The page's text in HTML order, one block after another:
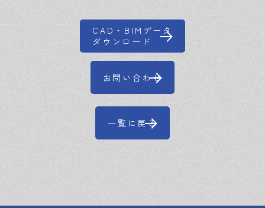
CAD・BIMデータ
ダウンロード
お問い合わせ
一覧に戻る